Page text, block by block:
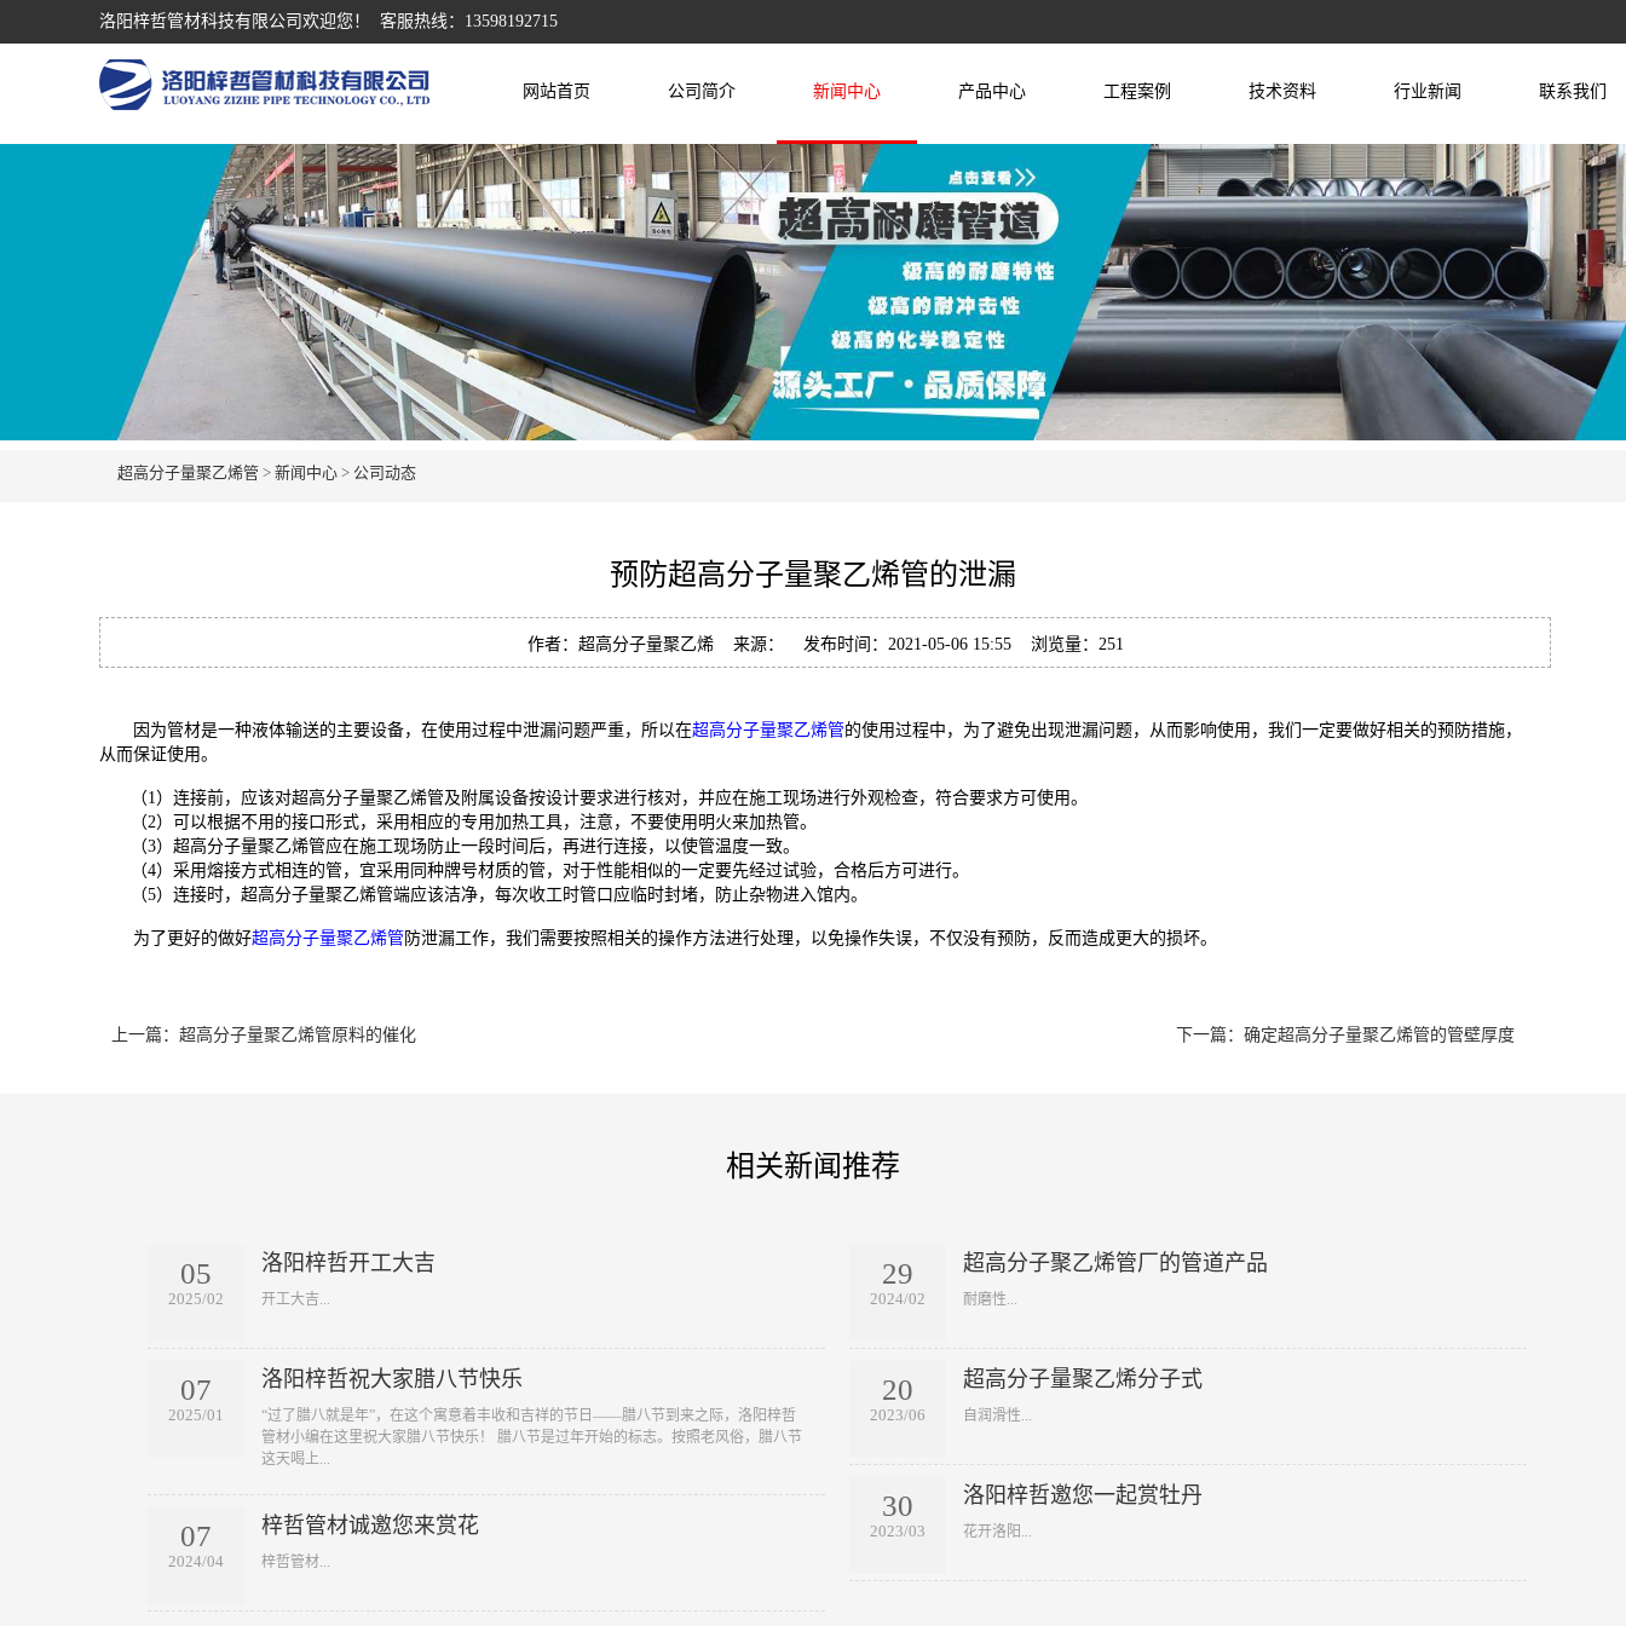
洛阳梓哲管材科技有限公司欢迎您！ 客服热线：13598192715
网站首页 公司简介 新闻中心 产品中心 工程案例 技术资料 行业新闻 联系我们
超高分子量聚乙烯管 > 新闻中心 > 公司动态
预防超高分子量聚乙烯管的泄漏
作者：超高分子量聚乙烯 来源： 发布时间：2021-05-06 15:55 浏览量： 251
因为管材是一种液体输送的主要设备，在使用过程中泄漏问题严重，所以在超高分子量聚乙烯管的使用过程中，为了避免出现泄漏问题，从而影响使用，我们一定要做好相关的预防措施，
从而保证使用。
（1）连接前，应该对超高分子量聚乙烯管及附属设备按设计要求进行核对，并应在施工现场进行外观检查，符合要求方可使用。
（2）可以根据不用的接口形式，采用相应的专用加热工具，注意，不要使用明火来加热管。
（3）超高分子量聚乙烯管应在施工现场防止一段时间后，再进行连接，以使管温度一致。
（4）采用熔接方式相连的管，宜采用同种牌号材质的管，对于性能相似的一定要先经过试验，合格后方可进行。
（5）连接时，超高分子量聚乙烯管端应该洁净，每次收工时管口应临时封堵，防止杂物进入馆内。
为了更好的做好超高分子量聚乙烯管 防泄漏工作，我们需要按照相关的操作方法进行处理，以免操作失误，不仅没有预防，反而造成更大的损坏。
上一篇：超高分子量聚乙烯管原料的催化 下一篇：确定超高分子量聚乙烯管的管壁厚度
相关新闻推荐
05
2025/02
洛阳梓哲开工大吉
​开工大吉...
07
2025/01
洛阳梓哲祝大家腊八节快乐
​“过了腊八就是年”，在这个寓意着丰收和吉祥的节日——腊八节到来之际，洛阳梓哲
管材小编在这里祝大家腊八节快乐！ 腊八节是过年开始的标志。按照老风俗，腊八节
这天喝上...
07
2024/04
梓哲管材诚邀您来赏花
​梓哲管材...
29
2024/02
超高分子聚乙烯管厂的管道产品
​耐磨性...
20
2023/06
超高分子量聚乙烯分子式
​自润滑性...
30
2023/03
洛阳梓哲邀您一起赏牡丹
​花开洛阳...